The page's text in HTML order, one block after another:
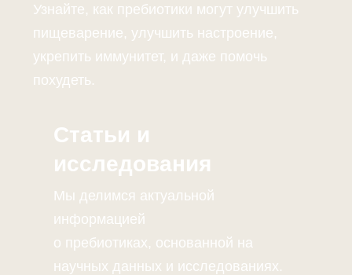
Узнайте, как пребиотики могут улучшить
пищеварение, улучшить настроение,
укрепить иммунитет, и даже помочь
похудеть.
Статьи и
исследования
Мы делимся актуальной
информацией
о пребиотиках, основанной на
научных данных и исследованиях.